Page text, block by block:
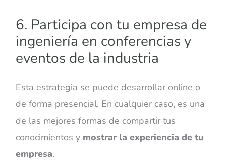
6. Participa con tu empresa de
ingeniería en conferencias y
eventos de la industria
Esta estrategia se puede desarrollar online o
de forma presencial. En cualquier caso, es una
de las mejores formas de compartir tus
conocimientos y mostrar la experiencia de tu
empresa.